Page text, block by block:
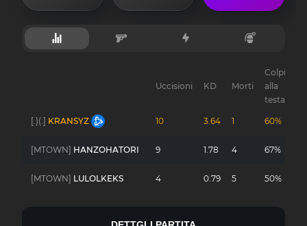
Uccisioni KD Morti
Colpi
alla
testa
[.)(.] KRANSYZ 10 3.64 1 60%
[MTOWN] HANZOHATORI 9 1.78 4 67%
[MTOWN] LULOLKEKS 4 0.79 5 50%